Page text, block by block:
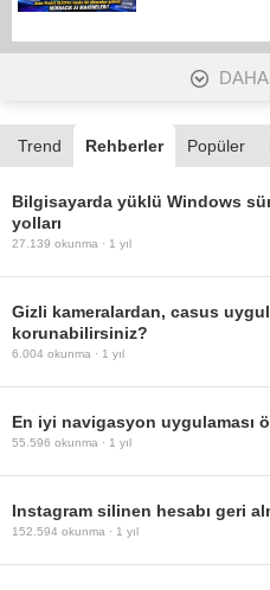
Trend Rehberler Popüler
Bilgisayarda yüklü Windows
yolları
27.139 okunma · 1 yıl
Gizli kameralardan, casus
korunabilirsiniz?
6.004 okunma · 1 yıl
En iyi navigasyon uygulaması
55.596 okunma · 1 yıl
Instagram silinen hesabı geri
152.594 okunma · 1 yıl